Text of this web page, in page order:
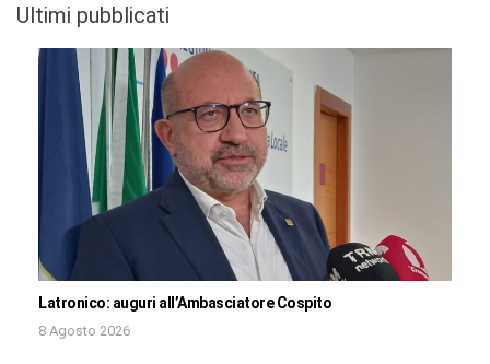
Ultimi pubblicati
Latronico: auguri all’Ambasciatore Cospito
8 Agosto 2026